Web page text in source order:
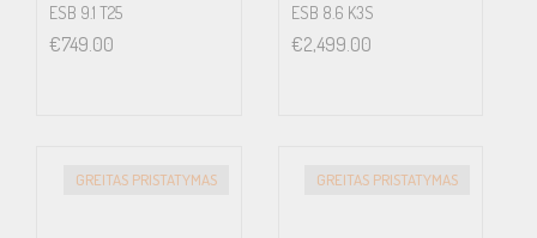
ESB 9.1 T25
€749.00
ESB 8.6 K3S
€2,499.00
GREITAS PRISTATYMAS GREITAS PRISTATYMAS